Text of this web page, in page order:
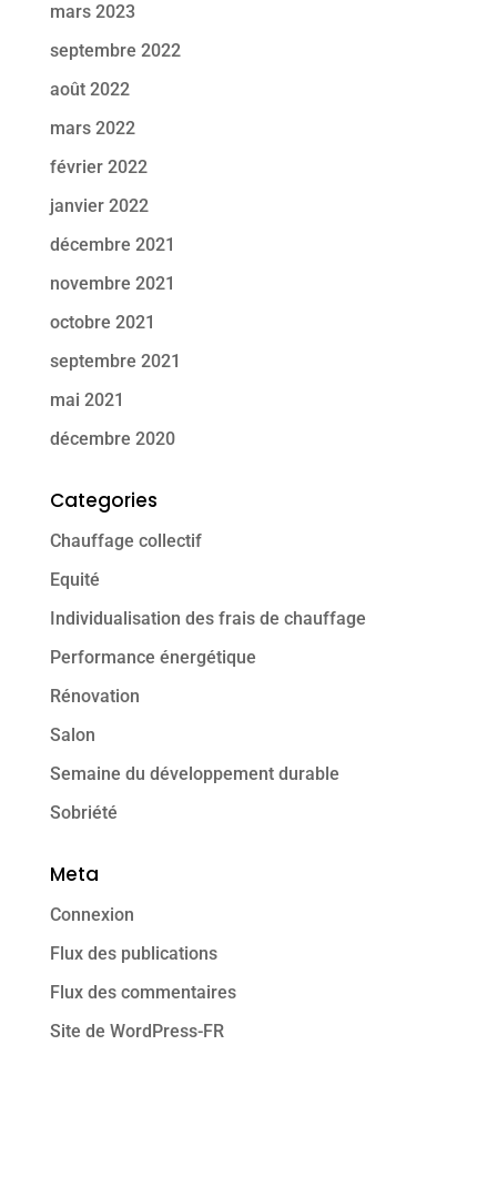
mars 2023
septembre 2022
août 2022
mars 2022
février 2022
janvier 2022
décembre 2021
novembre 2021
octobre 2021
septembre 2021
mai 2021
décembre 2020
Categories
Chauffage collectif
Equité
Individualisation des frais de chauffage
Performance énergétique
Rénovation
Salon
Semaine du développement durable
Sobriété
Meta
Connexion
Flux des publications
Flux des commentaires
Site de WordPress-FR